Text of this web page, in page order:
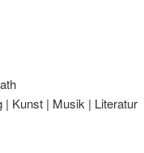
| Kunst | Musik | Literatur